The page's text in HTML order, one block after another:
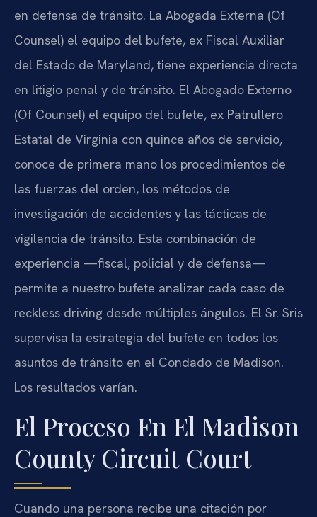
en defensa de tránsito. La Abogada Externa (Of
Counsel) el equipo del bufete, ex Fiscal Auxiliar
del Estado de Maryland, tiene experiencia directa
en litigio penal y de tránsito. El Abogado Externo
(Of Counsel) el equipo del bufete, ex Patrullero
Estatal de Virginia con quince años de servicio,
conoce de primera mano los procedimientos de
las fuerzas del orden, los métodos de
investigación de accidentes y las tácticas de
vigilancia de tránsito. Esta combinación de
experiencia —fiscal, policial y de defensa—
permite a nuestro bufete analizar cada caso de
reckless driving desde múltiples ángulos. El Sr. Sris
supervisa la estrategia del bufete en todos los
asuntos de tránsito en el Condado de Madison.
Los resultados varían.
El Proceso En El Madison
County Circuit Court
Cuando una persona recibe una citación por